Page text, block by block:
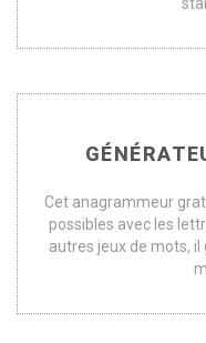
Cet anagrammeur
possibles avec les
autres jeux de mots,